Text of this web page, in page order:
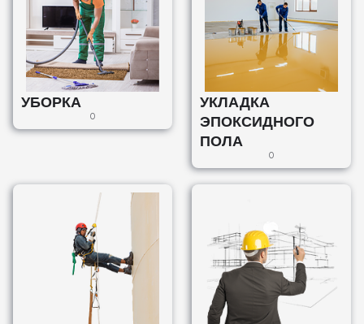
УБОРКА
0
УКЛАДКА
ЭПОКСИДНОГО
ПОЛА
0